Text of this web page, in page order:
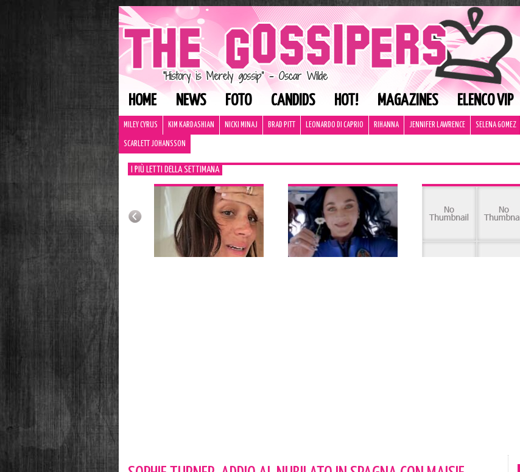
HOME NEWS FOTO CANDIDS HOT! MAGAZINES ELENCO VIP
MILEY CYRUS KIM KARDASHIAN NICKI MINAJ BRAD PITT LEONARDO DI CAPRIO RIHANNA JENNIFER LAWRENCE SELENA GOMEZ
SCARLETT JOHANSSON
I PIÙ LETTI DELLA SETTIMANA